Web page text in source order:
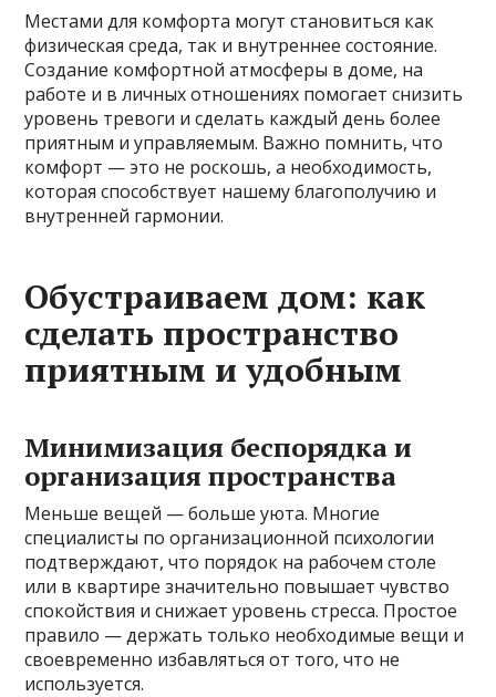
Местами для комфорта могут становиться как
физическая среда, так и внутреннее состояние.
Создание комфортной атмосферы в доме, на
работе и в личных отношениях помогает снизить
уровень тревоги и сделать каждый день более
приятным и управляемым. Важно помнить, что
комфорт — это не роскошь, а необходимость,
которая способствует нашему благополучию и
внутренней гармонии.
Обустраиваем дом: как
сделать пространство
приятным и удобным
Минимизация беспорядка и
организация пространства
Меньше вещей — больше уюта. Многие
специалисты по организационной психологии
подтверждают, что порядок на рабочем столе
или в квартире значительно повышает чувство
спокойствия и снижает уровень стресса. Простое
правило — держать только необходимые вещи и
своевременно избавляться от того, что не
используется.